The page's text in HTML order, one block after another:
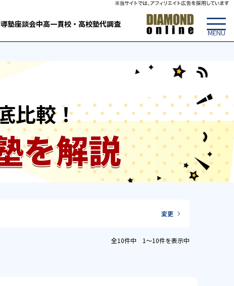
塾座談会中高一貫校・高校塾代調査
比較！
を解説
変更
全10件中 1〜10件を表示中